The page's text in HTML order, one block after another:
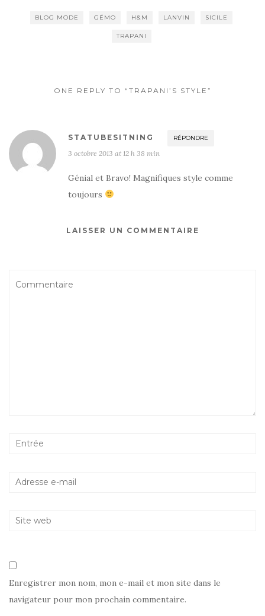
BLOG MODE GÉMO H&M LANVIN SICILE
TRAPANI
ONE REPLY TO “TRAPANI’S STYLE”
STATUBESITNING RÉPONDRE
3 octobre 2013 at 12 h 38 min
Génial et Bravo! Magnifiques style comme
toujours
LAISSER UN COMMENTAIRE
Enregistrer mon nom, mon e-mail et mon site dans le
navigateur pour mon prochain commentaire.